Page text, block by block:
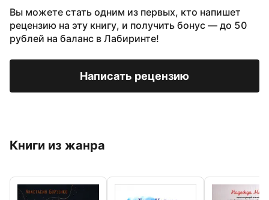
Вы можете стать одним из первых, кто напишет
рецензию на эту книгу, и получить бонус — до 50
рублей на баланс в Лабиринте!
Написать рецензию
Книги из жанра